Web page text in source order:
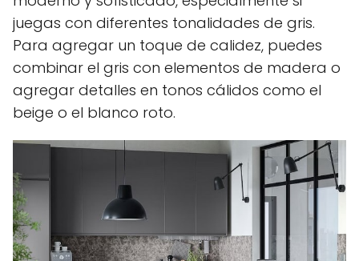
juegas con diferentes tonalidades de gris.
Para agregar un toque de calidez, puedes
combinar el gris con elementos de madera o
agregar detalles en tonos cálidos como el
beige o el blanco roto.